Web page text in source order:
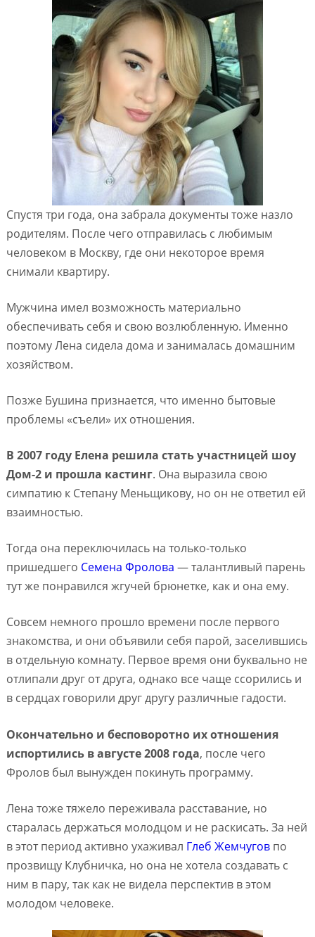
Спустя три года, она забрала документы тоже назло
родителям. После чего отправилась с любимым
человеком в Москву, где они некоторое время
снимали квартиру.
Мужчина имел возможность материально
обеспечивать себя и свою возлюбленную. Именно
поэтому Лена сидела дома и занималась домашним
хозяйством.
Позже Бушина признается, что именно бытовые
проблемы «съели» их отношения.
В 2007 году Елена решила стать участницей шоу
Дом-2 и прошла кастинг. Она выразила свою
симпатию к Степану Меньщикову, но он не ответил ей
взаимностью.
Тогда она переключилась на только-только
пришедшего Семена Фролова — талантливый парень
тут же понравился жгучей брюнетке, как и она ему.
Совсем немного прошло времени после первого
знакомства, и они объявили себя парой, заселившись
в отдельную комнату. Первое время они буквально не
отлипали друг от друга, однако все чаще ссорились и
в сердцах говорили друг другу различные гадости.
Окончательно и бесповоротно их отношения
испортились в августе 2008 года, после чего
Фролов был вынужден покинуть программу.
Лена тоже тяжело переживала расставание, но
старалась держаться молодцом и не раскисать. За ней
в этот период активно ухаживал Глеб Жемчуговпо
прозвищу Клубничка, но она не хотела создавать с
ним в пару, так как не видела перспектив в этом
молодом человеке.